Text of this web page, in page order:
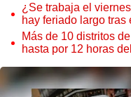
¿Se trabaja el
hay feriado largo
Más de 10 distritos
hasta por 12 horas